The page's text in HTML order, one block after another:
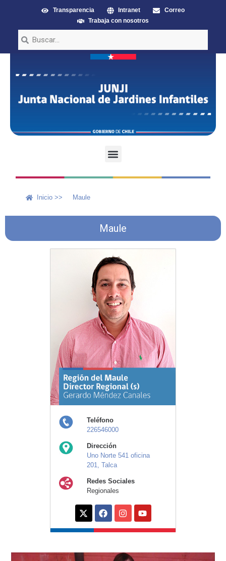
Transparencia Intranet
Correo
Trabaja con nosotros
Inicio >> Maule
Maule
Teléfono
226546000
Dirección
Uno Norte 541 oficina
201, Talca
Redes Sociales
Regionales